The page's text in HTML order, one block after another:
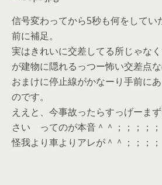
信号変わってから5秒も何をしてい
前に補足。
実はきれいに交差してる所じゃな
が建物に隠れるっつー怖い交差点な
おまけに停止線がかなーり手前に
のです。
ええと、今事故ったらすっげーま
さい ってのが本音＾＾；；；；；
怪我より車よりアレが＾＾；；；